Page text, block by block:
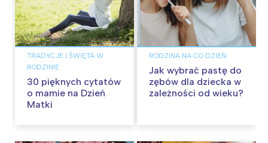
TRADYCJE I ŚWIĘTA W
RODZINIE
30 pięknych cytatów
o mamie na Dzień
Matki
RODZINA NA CO DZIEŃ
Jak wybrać pastę do
zębów dla dziecka w
zależności od wieku?